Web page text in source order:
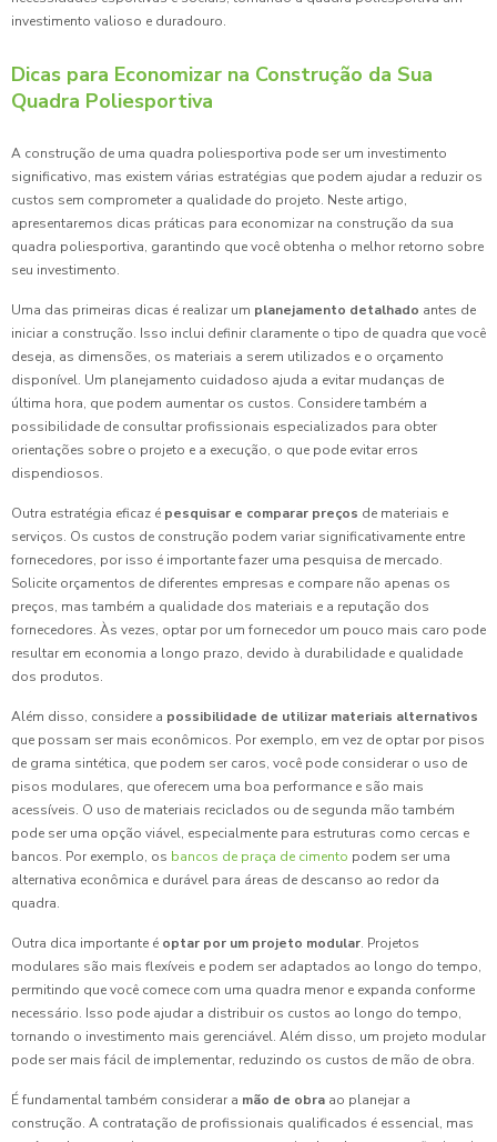
investimento valioso e duradouro.
Dicas para Economizar na Construção da Sua
Quadra Poliesportiva
A construção de uma quadra poliesportiva pode ser um investimento
significativo, mas existem várias estratégias que podem ajudar a reduzir os
custos sem comprometer a qualidade do projeto. Neste artigo,
apresentaremos dicas práticas para economizar na construção da sua
quadra poliesportiva, garantindo que você obtenha o melhor retorno sobre
seu investimento.
Uma das primeiras dicas é realizar um planejamento detalhado antes de
iniciar a construção. Isso inclui definir claramente o tipo de quadra que você
deseja, as dimensões, os materiais a serem utilizados e o orçamento
disponível. Um planejamento cuidadoso ajuda a evitar mudanças de
última hora, que podem aumentar os custos. Considere também a
possibilidade de consultar profissionais especializados para obter
orientações sobre o projeto e a execução, o que pode evitar erros
dispendiosos.
Outra estratégia eficaz é pesquisar e comparar preços de materiais e
serviços. Os custos de construção podem variar significativamente entre
fornecedores, por isso é importante fazer uma pesquisa de mercado.
Solicite orçamentos de diferentes empresas e compare não apenas os
preços, mas também a qualidade dos materiais e a reputação dos
fornecedores. Às vezes, optar por um fornecedor um pouco mais caro pode
resultar em economia a longo prazo, devido à durabilidade e qualidade
dos produtos.
Além disso, considere a possibilidade de utilizar materiais alternativos
que possam ser mais econômicos. Por exemplo, em vez de optar por pisos
de grama sintética, que podem ser caros, você pode considerar o uso de
pisos modulares, que oferecem uma boa performance e são mais
acessíveis. O uso de materiais reciclados ou de segunda mão também
pode ser uma opção viável, especialmente para estruturas como cercas e
bancos. Por exemplo, os bancos de praça de cimento podem ser uma
alternativa econômica e durável para áreas de descanso ao redor da
quadra.
Outra dica importante é optar por um projeto modular. Projetos
modulares são mais flexíveis e podem ser adaptados ao longo do tempo,
permitindo que você comece com uma quadra menor e expanda conforme
necessário. Isso pode ajudar a distribuir os custos ao longo do tempo,
tornando o investimento mais gerenciável. Além disso, um projeto modular
pode ser mais fácil de implementar, reduzindo os custos de mão de obra.
É fundamental também considerar a mão de obra ao planejar a
construção. A contratação de profissionais qualificados é essencial, mas